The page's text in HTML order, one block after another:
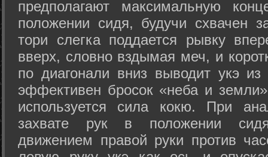
предполагают максимальную
положении сидя, будучи схвачен
тори слегка поддается рывку
вверх, словно вздымая меч, и
по диагонали вниз выводит укэ
эффективен бросок «неба и
используется сила кокю. При
захвате рук в положении
движением правой руки против